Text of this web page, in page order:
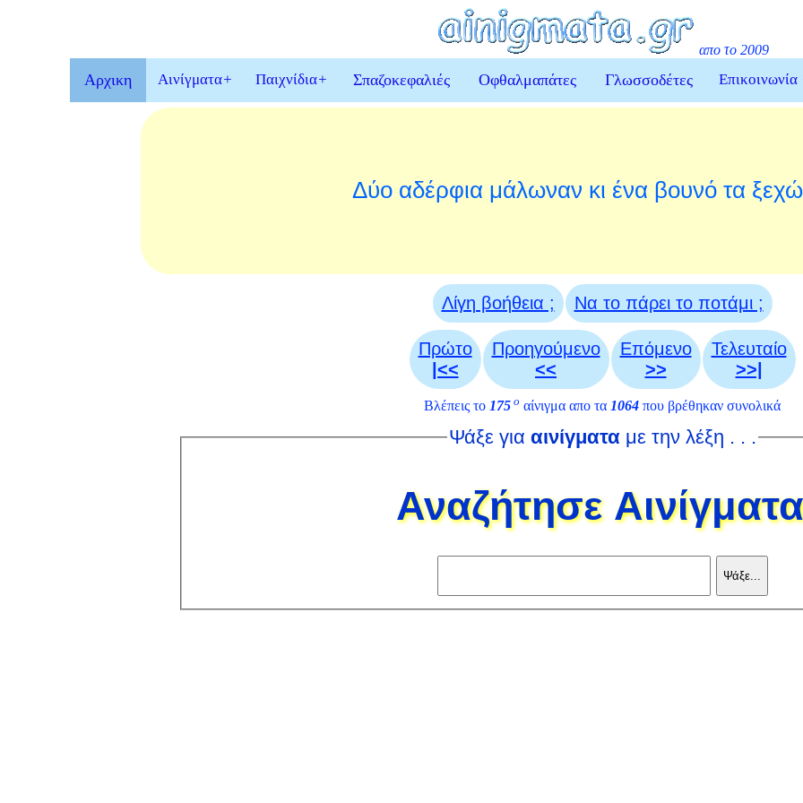
απο το 2009
Αρχικη Αινίγματα+ Παιχνίδια+ Σπαζοκεφαλιές Οφθαλμαπάτες Γλωσσοδέτες Επικοινωνία
Δύο αδέρφια μάλωναν κι ένα βουνό τα
Λίγη βοήθεια ; Να το πάρει το ποτάμι ;
Πρώτο
|<<
Προηγούμενο
<<
Επόμενο
>>
Τελευταίο
>>|
Βλέπεις το 175 ο αίνιγμα απο τα 1064 που βρέθηκαν συνολικά
Ψάξε για αινίγματαμε την λέξη . . .
Αναζήτησε Αινίγματα